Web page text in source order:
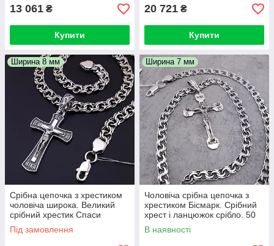
13 061 ₴
Купити
20 721 ₴
Купити
Ширина 8 мм
Срібна цепочка з хрестиком
чоловіча широка. Великий
срібний хрестик Спаси
Збережи і срібний ланцюжок
8 мм. 50 см
Під замовлення
Ширина 7 мм
Чоловіча срібна цепочка з
хрестиком Бісмарк. Срібний
хрест і ланцюжок срібло. 50
см
В наявності